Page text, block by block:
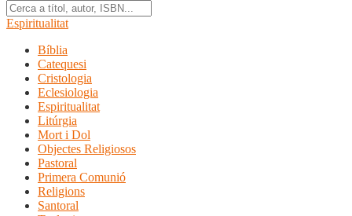
Espiritualitat
Bíblia
Catequesi
Cristologia
Eclesiologia
Espiritualitat
Litúrgia
Mort i Dol
Objectes Religiosos
Pastoral
Primera Comunió
Religions
Santoral